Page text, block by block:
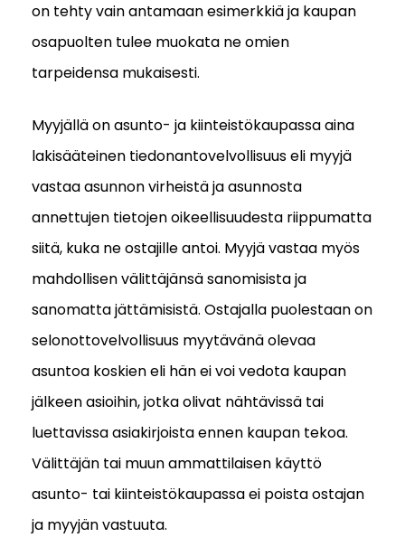
on tehty vain antamaan esimerkkiä ja kaupan
osapuolten tulee muokata ne omien
tarpeidensa mukaisesti.
Myyjällä on asunto- ja kiinteistökaupassa aina
lakisääteinen tiedonantovelvollisuus eli myyjä
vastaa asunnon virheistä ja asunnosta
annettujen tietojen oikeellisuudesta riippumatta
siitä, kuka ne ostajille antoi. Myyjä vastaa myös
mahdollisen välittäjänsä sanomisista ja
sanomatta jättämisistä. Ostajalla puolestaan on
selonottovelvollisuus myytävänä olevaa
asuntoa koskien eli hän ei voi vedota kaupan
jälkeen asioihin, jotka olivat nähtävissä tai
luettavissa asiakirjoista ennen kaupan tekoa.
Välittäjän tai muun ammattilaisen käyttö
asunto- tai kiinteistökaupassa ei poista ostajan
ja myyjän vastuuta.